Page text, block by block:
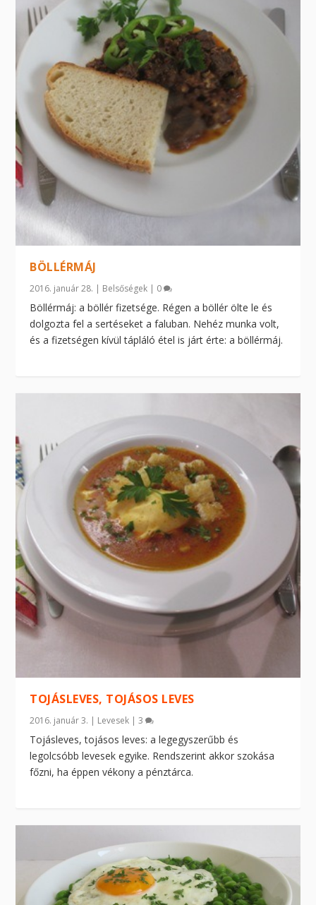
BÖLLÉRMÁJ
2016. január 28. | Belsőségek | 0
Böllérmáj: a böllér fizetsége. Régen a böllér ölte le és
dolgozta fel a sertéseket a faluban. Nehéz munka volt,
és a fizetségen kívül tápláló étel is járt érte: a böllérmáj.
TOJÁSLEVES, TOJÁSOS LEVES
2016. január 3. | Levesek |3
Tojásleves, tojásos leves: a legegyszerűbb és
legolcsóbb levesek egyike. Rendszerint akkor szokása
főzni, ha éppen vékony a pénztárca.